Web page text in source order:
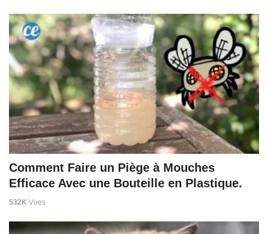
Comment Faire un Piège à Mouches
Efficace Avec une Bouteille en Plastique.
532K Vues